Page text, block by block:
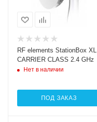
RF elements StationBox XL
CARRIER CLASS 2.4 GHz
Нет в наличии
ПОД ЗАКАЗ